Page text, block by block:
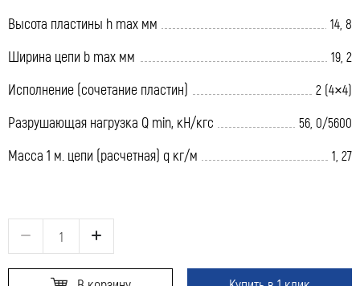
Высота пластины h max мм 14, 8
Ширина цепи b max мм 19, 2
Исполнение (сочетание пластин) 2 (4×4)
Разрушающая нагрузка Q min, кН/кгс 56, 0/5600
Масса 1 м. цепи (расчетная) q кг/м 1, 27